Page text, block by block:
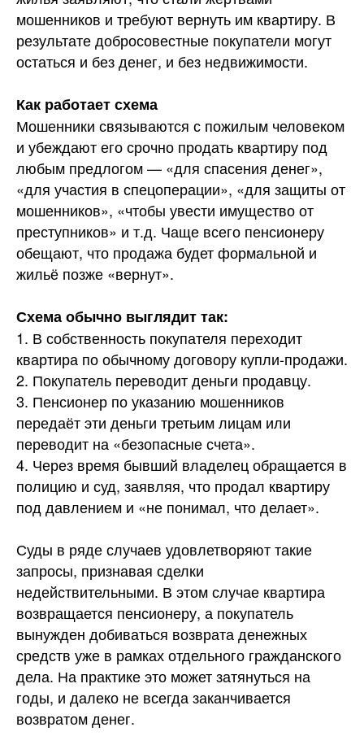
мошенников и требуют вернуть им квартиру. В
результате добросовестные покупатели могут
остаться и без денег, и без недвижимости.
Как работает схема
Мошенники связываются с пожилым человеком
и убеждают его срочно продать квартиру под
любым предлогом — «для спасения денег»,
«для участия в спецоперации», «для защиты от
мошенников», «чтобы увести имущество от
преступников» и т.д. Чаще всего пенсионеру
обещают, что продажа будет формальной и
жильё позже «вернут».
Схема обычно выглядит так:
1. В собственность покупателя переходит
квартира по обычному договору купли-продажи.
2. Покупатель переводит деньги продавцу.
3. Пенсионер по указанию мошенников
передаёт эти деньги третьим лицам или
переводит на «безопасные счета».
4. Через время бывший владелец обращается в
полицию и суд, заявляя, что продал квартиру
под давлением и «не понимал, что делает».
Суды в ряде случаев удовлетворяют такие
запросы, признавая сделки
недействительными. В этом случае квартира
возвращается пенсионеру, а покупатель
вынужден добиваться возврата денежных
средств уже в рамках отдельного гражданского
дела. На практике это может затянуться на
годы, и далеко не всегда заканчивается
возвратом денег.